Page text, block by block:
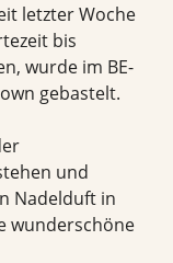
letzter Woche
bis
wurde im BE-
gebastelt.
und
Nadelduft in
wunderschöne